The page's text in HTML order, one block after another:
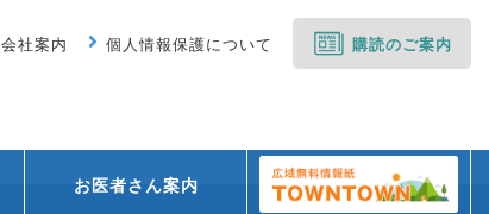
会社案内 個人情報保護について 購読のご案内
お医者さん案内